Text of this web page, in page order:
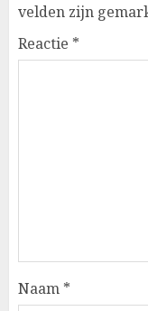
velden zijn
Reactie *
Naam *